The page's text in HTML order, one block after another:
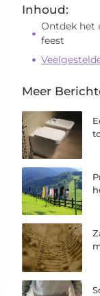
Inhoud:
Ontdek het
feest
Meer